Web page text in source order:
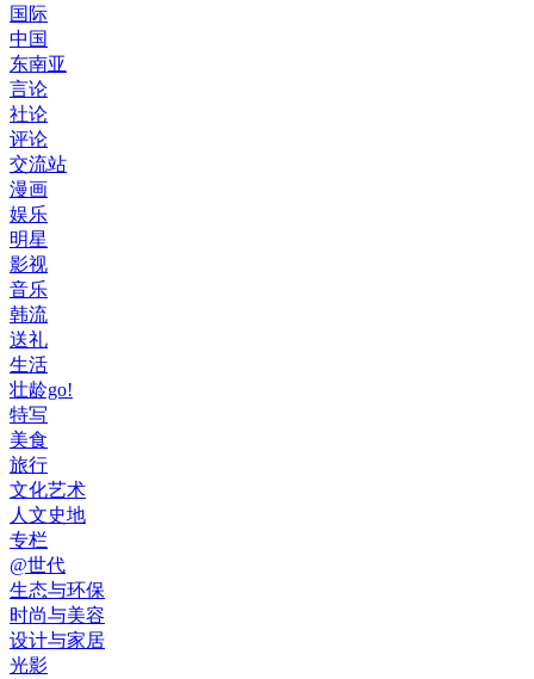
国际
中国
东南亚
言论
社论
评论
交流站
漫画
娱乐
明星
影视
音乐
韩流
送礼
生活
壮龄go!
特写
美食
旅行
文化艺术
人文史地
专栏
@世代
生态与环保
时尚与美容
设计与家居
光影